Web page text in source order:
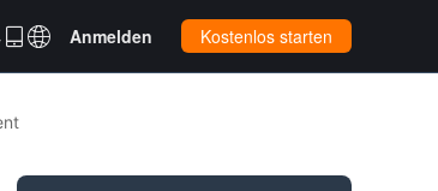
 Anmelden Kostenlos starten